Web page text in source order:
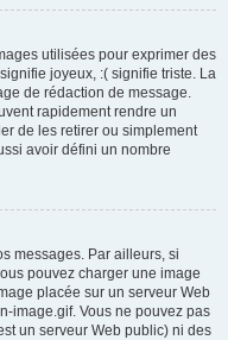
utilisées pour exprimer des
joyeux, :( signifie triste. La
de rédaction de message.
rapidement rendre un
de les retirer ou simplement
avoir défini un nombre
messages. Par ailleurs, si
pouvez charger une image
placée sur un serveur Web
image.gif. Vous ne pouvez pas
un serveur Web public) ni des